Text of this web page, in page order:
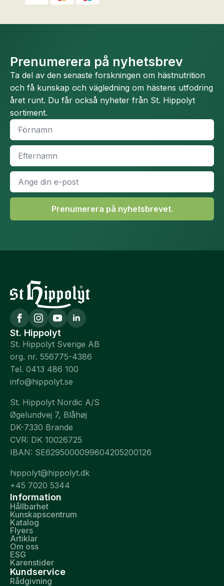
Prenumerera på nyhetsbrev
Ta del av den senaste forskningen om hästnutrition
och få kunskap och vägledning om hästens utfodring
året runt. Du får också nyheter från St. Hippolyt
sortiment.
Namn
Efternamn
E-
post
*
Prenumerera på nyhetsbrevet.
St. Hippolyt
St. Hippolyt Sverige AB
org. nr. 556775-4386
Tel. 0413 486 100
info@hippolyt.se
St. Hippolyt Nordic A/S
Øgelundvej 7, Blåhøj
DK-7330 Brande
CVR: DK 10026725
IBAN: SE6295000099604205200126
hippolyt@hippolyt.dk
+45 7020 5344
Information
Hållbarhet
Kunskapscentrum
Katalog
Flyers
Artiklar
Om oss
ESG
Karenstider
Kundservice
Rådgivning